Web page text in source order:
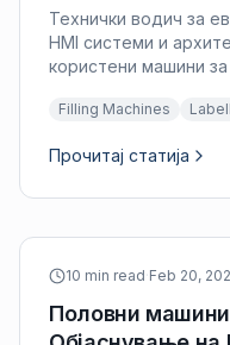
Технички водич за
HMI системи и
користени машини
Filling Machines
Прочитај статија
10 min read·Feb 20,
Половни